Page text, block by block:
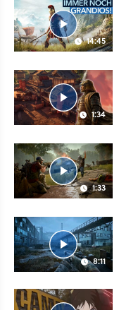
14:45
1:34
1:33
8:11